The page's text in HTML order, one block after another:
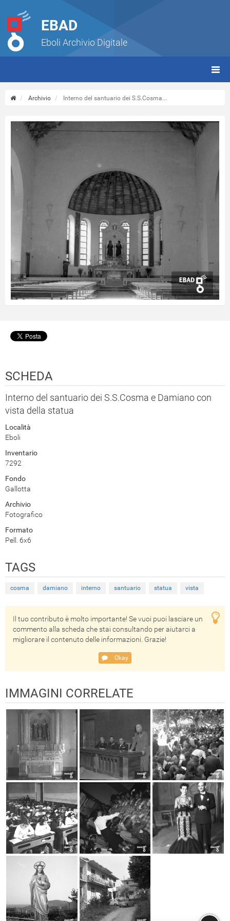
EBAD
Eboli Archivio Digitale
Archivio Interno del santuario dei S.S.Cosma...
SCHEDA
Interno del santuario dei S.S.Cosma e Damiano con
vista della statua
Località
Eboli
Inventario
7292
Fondo
Gallotta
Archivio
Fotografico
Formato
Pell. 6x6
TAGS
cosma damiano interno santuario statua vista
Il tuo contributo è molto importante! Se vuoi puoi lasciare un
commento alla scheda che stai consultando per aiutarci a
migliorare il contenuto delle informazioni. Grazie!
Okay
IMMAGINI CORRELATE